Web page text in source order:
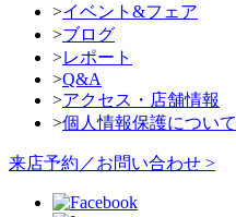
>イベント&フェア
>ブログ
>レポート
>Q&A
>アクセス・店舗情報
>個人情報保護について
来店予約／お問い合わせ >